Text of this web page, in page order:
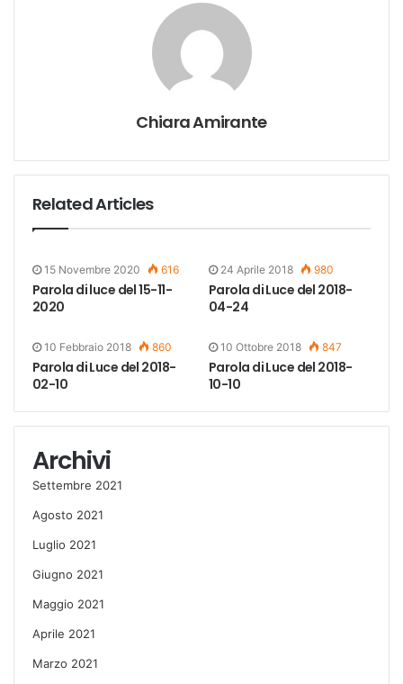
Chiara Amirante
Related Articles
15 Novembre 2020 616
Parola di luce del 15-11-
2020
24 Aprile 2018 980
Parola di Luce del 2018-
04-24
10 Febbraio 2018 860
Parola di Luce del 2018-
02-10
10 Ottobre 2018 847
Parola di Luce del 2018-
10-10
Archivi
Settembre 2021
Agosto 2021
Luglio 2021
Giugno 2021
Maggio 2021
Aprile 2021
Marzo 2021